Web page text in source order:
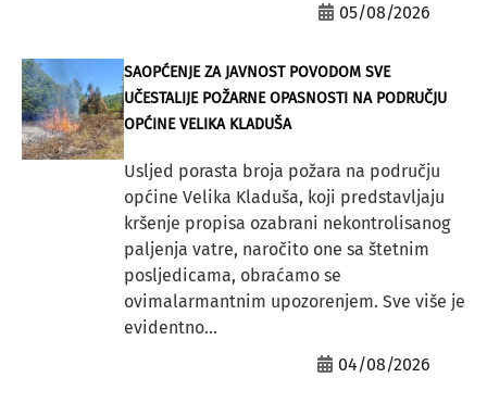
05/08/2026
SAOPĆENJE ZA JAVNOST POVODOM SVE
UČESTALIJE POŽARNE OPASNOSTI NA PODRUČJU
OPĆINE VELIKA KLADUŠA
Usljed porasta broja požara na području
općine Velika Kladuša, koji predstavljaju
kršenje propisa ozabrani nekontrolisanog
paljenja vatre, naročito one sa štetnim
posljedicama, obraćamo se
ovimalarmantnim upozorenjem. Sve više je
evidentno...
04/08/2026